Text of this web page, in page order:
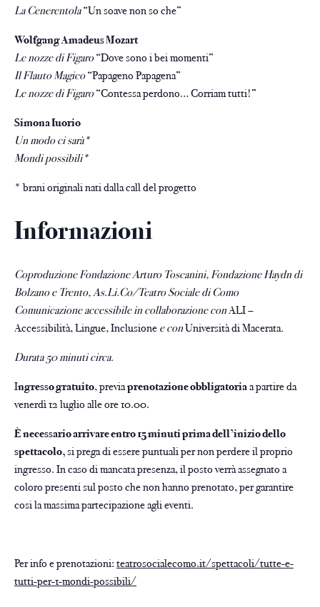
La Cenerentola“Un soave non so che”
Wolfgang Amadeus Mozart
Le nozze di Figaro“Dove sono i bei momenti”
Il Flauto Magico“Papageno Papagena”
Le nozze di Figaro“Contessa perdono… Corriam tutti!”
Simona Iuorio
Un modo ci sarà*
Mondi possibili*
* brani originali nati dalla call del progetto
Informazioni
Coproduzione Fondazione Arturo Toscanini, Fondazione Haydn di
Bolzano e Trento, As.Li.Co/Teatro Sociale di Como
Comunicazione accessibile in collaborazione conALI –
Accessibilità, Lingue, Inclusione e conUniversità di Macerata.
Durata 50 minuti circa.
Ingresso gratuito, previaprenotazione obbligatoriaa partire da
venerdì 12 luglio alle ore 10.00.
È necessario arrivare entro 15 minuti prima dell’inizio dello
spettacolo,si prega di essere puntuali per non perdere il proprio
ingresso. In caso di mancata presenza, il posto verrà assegnato a
coloro presenti sul posto che non hanno prenotato, per garantire
cosi la massima partecipazione agli eventi.
Per info e prenotazioni: teatrosocialecomo.it/spettacoli/tutte-e-
tutti-per-1-mondi-possibili/